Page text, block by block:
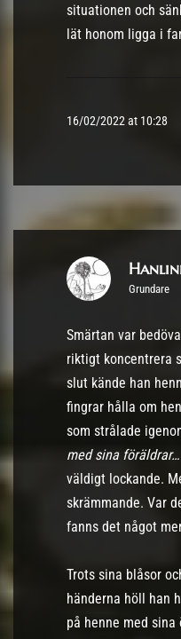
situationen och
lät honom ligga i
16/02/2022 at 10:28
Grundare
Smärtan var
riktigt koncentrera
slut kände han
fingrar hålla om
som strålade
med sina
väldigt lockande.
skrämmande. Var
fanns det något
Trots sina blåsor
händerna höll han
på henne med